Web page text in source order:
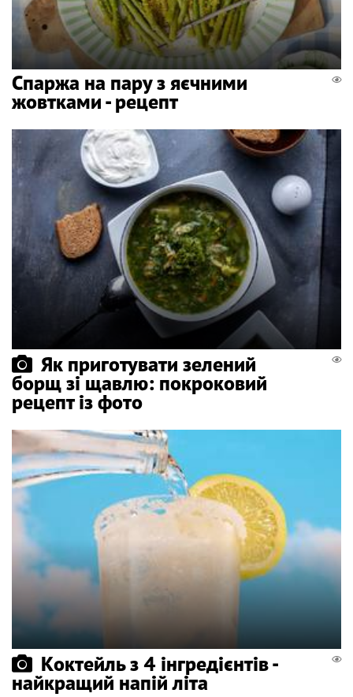
Спаржа на пару з яєчними
жовтками - рецепт
Як приготувати зелений
борщ зі щавлю: покроковий
рецепт із фото
Коктейль з 4 інгредієнтів -
найкращий напій літа